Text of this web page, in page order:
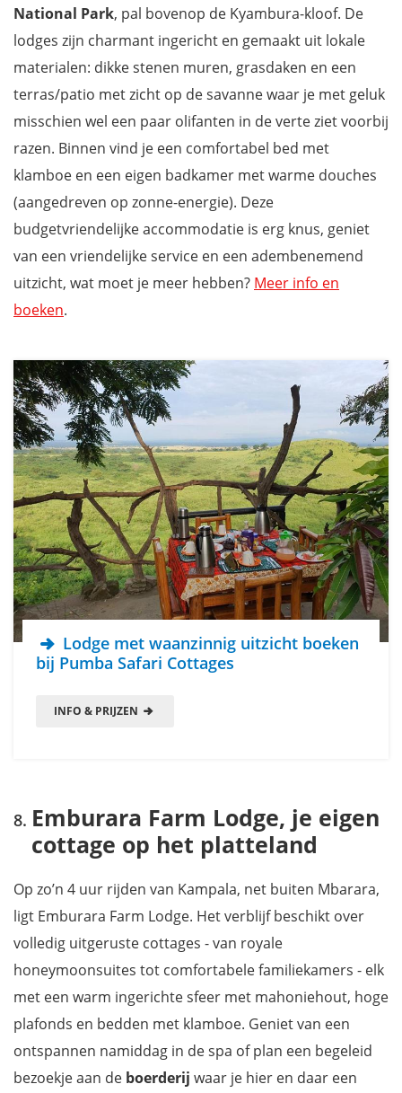
National Park, pal bovenop de Kyambura-kloof. De
lodges zijn charmant ingericht en gemaakt uit lokale
materialen: dikke stenen muren, grasdaken en een
terras/patio met zicht op de savanne waar je met geluk
misschien wel een paar olifanten in de verte ziet voorbij
razen. Binnen vind je een comfortabel bed met
klamboe en een eigen badkamer met warme douches
(aangedreven op zonne-energie). Deze
budgetvriendelijke accommodatie is erg knus, geniet
van een vriendelijke service en een adembenemend
uitzicht, wat moet je meer hebben? Meer info en
boeken.
Lodge met waanzinnig uitzicht boeken
bij Pumba Safari Cottages
INFO & PRIJZEN
Emburara Farm Lodge, je eigen
cottage op het platteland
Op zo’n 4 uur rijden van Kampala, net buiten Mbarara,
ligt Emburara Farm Lodge. Het verblijf beschikt over
volledig uitgeruste cottages - van royale
honeymoonsuites tot comfortabele familiekamers - elk
met een warm ingerichte sfeer met mahoniehout, hoge
plafonds en bedden met klamboe. Geniet van een
ontspannen namiddag in de spa of plan een begeleid
bezoekje aan de boerderij waar je hier en daar een